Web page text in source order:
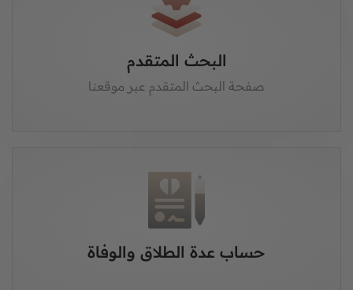
البحث المتقدم
صفحة البحث المتقدم عبر موقعنا
حساب عدة الطلاق والوفاة